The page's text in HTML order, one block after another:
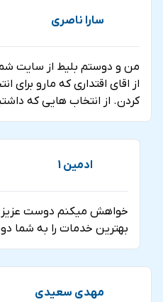
سارا ناصري
من و دوستم بليط از سايت
از اقاي اقتداري كه مارو براي
كردن. از انتخاب هايي كه
ادمین 1
خواهش ميكنم دوست عزيز
بهترين خدمات را به شما
مهدي سعيدي